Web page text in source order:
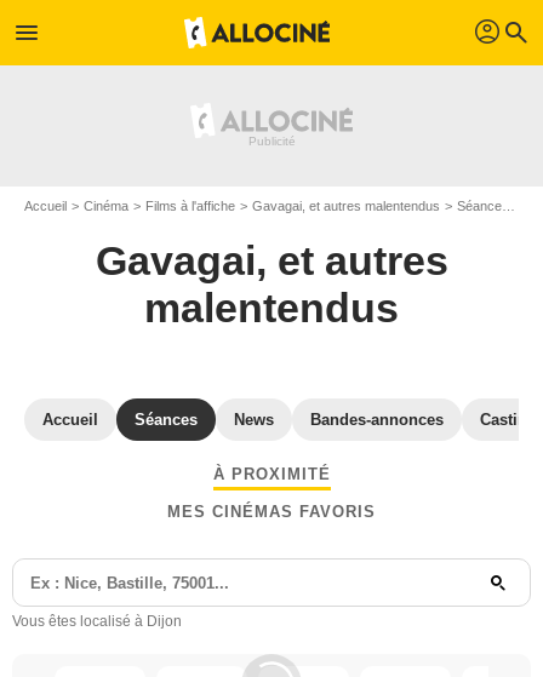
menu profil search
Accueil Cinéma Films à l'affiche Gavagai, et autres malentendus Séances "Gavagai, et autres malentendus" Côte-d'or
Gavagai, et autres
malentendus
Accueil Séances News Bandes-annonces Casting
À PROXIMITÉ
MES CINÉMAS FAVORIS
Vous êtes localisé à Dijon